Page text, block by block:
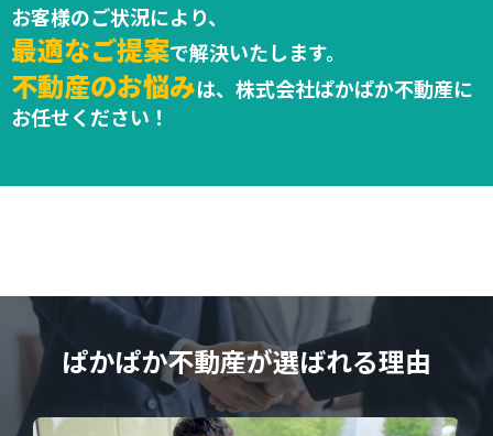
お客様のご状況により、
最適なご提案で解決いたします。
不動産のお悩みは、株式会社ぱかぱか不動産に
お任せください！
ぱかぱか不動産が選ばれる理由